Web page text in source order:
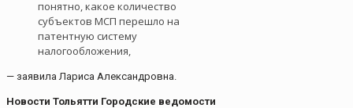
понятно, какое количество
субъектов МСП перешло на
патентную систему
налогообложения,
— заявила Лариса Александровна.
Новости Тольятти Городские ведомости